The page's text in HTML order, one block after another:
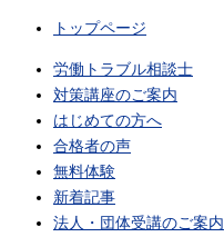
トップページ
労働トラブル相談士
対策講座のご案内
はじめての方へ
合格者の声
無料体験
新着記事
法人・団体受講のご案内